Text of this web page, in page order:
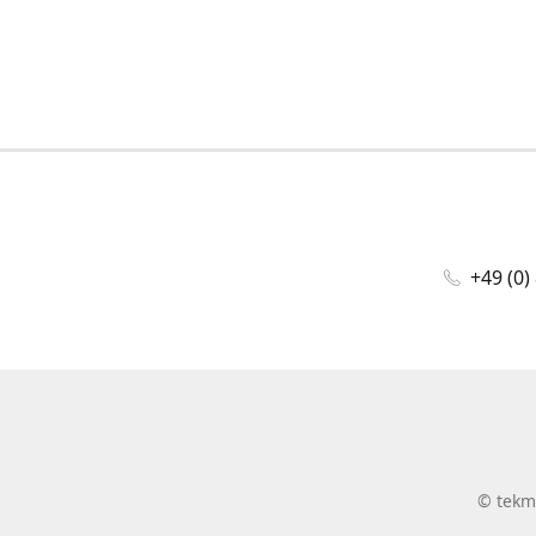
+49 (0)
©